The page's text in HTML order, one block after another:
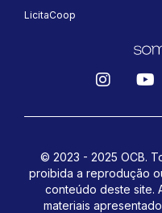
LicitaCoop
© 2023 - 2025 OCB.
proibida a reprodução
conteúdo deste site.
materiais